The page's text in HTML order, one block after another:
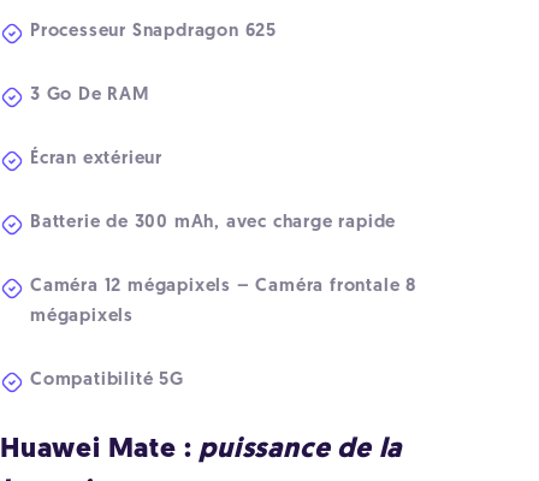
Processeur Snapdragon 625
3 Go De RAM
Écran extérieur
Batterie de 300 mAh, avec charge rapide
Caméra 12 mégapixels – Caméra frontale 8
mégapixels
Compatibilité 5G
Huawei Mate : puissance de la